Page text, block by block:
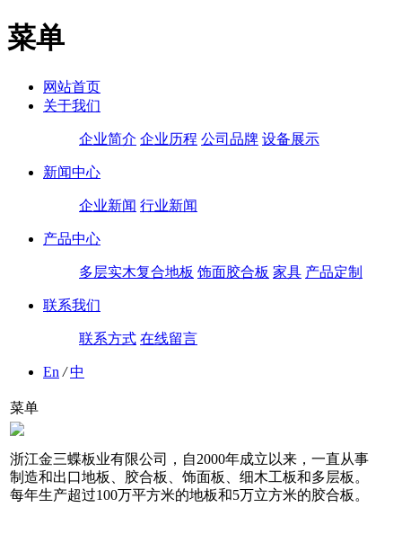
菜单
网站首页
关于我们
企业简介 企业历程 公司品牌 设备展示
新闻中心
企业新闻 行业新闻
产品中心
多层实木复合地板 饰面胶合板 家具 产品定制
联系我们
联系方式 在线留言
En /中
菜单
浙江金三蝶板业有限公司，自2000年成立以来，一直从事
制造和出口地板、胶合板、饰面板、细木工板和多层板。
每年生产超过100万平方米的地板和5万立方米的胶合板。